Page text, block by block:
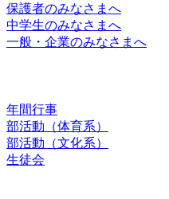
保護者のみなさまへ
中学生のみなさまへ
一般・企業のみなさまへ
年間行事
部活動（体育系）
部活動（文化系）
生徒会